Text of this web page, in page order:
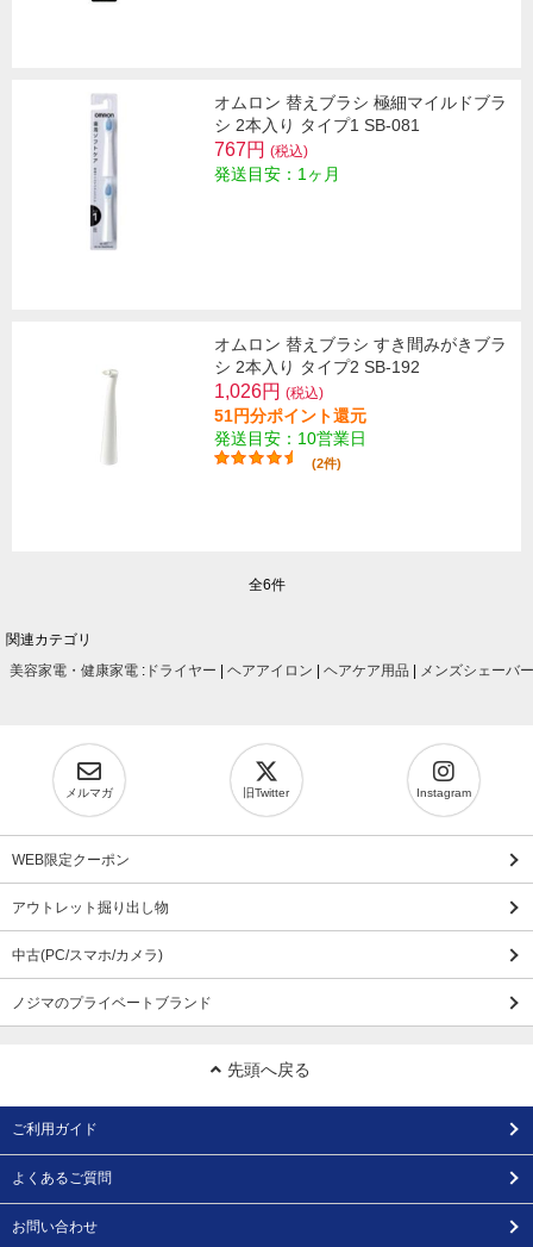
オムロン 替えブラシ 極細マイルドブラ
シ 2本入り タイプ1 SB-081
767円 (税込)
発送目安：1ヶ月
オムロン 替えブラシ すき間みがきブラ
シ 2本入り タイプ2 SB-192
1,026円 (税込)
51円分ポイント還元
発送目安：10営業日
(2件)
全6件
関連カテゴリ
美容家電・健康家電 : ドライヤー ヘアアイロン ヘアケア用品 メンズシェーバー
メルマガ 旧Twitter Instagram
WEB限定クーポン
アウトレット掘り出し物
中古(PC/スマホ/カメラ)
ノジマのプライベートブランド
先頭へ戻る
ご利用ガイド
よくあるご質問
お問い合わせ